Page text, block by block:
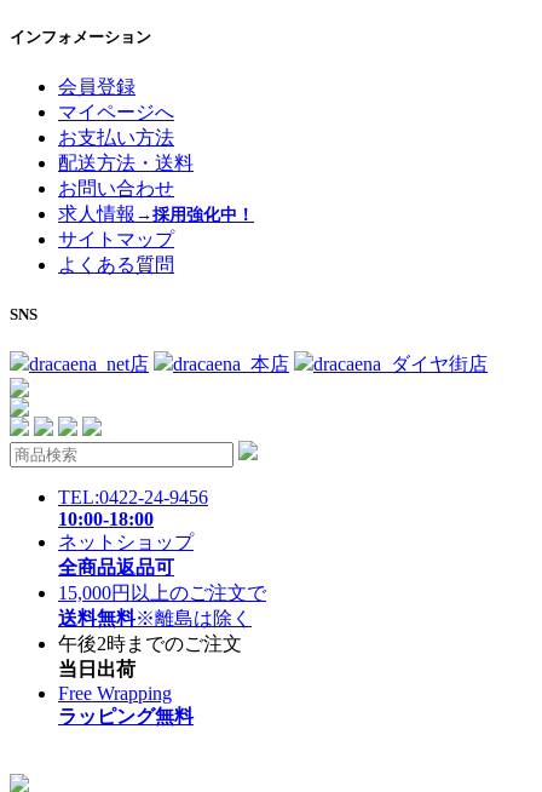
インフォメーション
会員登録
マイページへ
お支払い方法
配送方法・送料
お問い合わせ
求人情報 →採用強化中！
サイトマップ
よくある質問
SNS
dracaena_net店 dracaena_本店 dracaena_ダイヤ街店
TEL:0422-24-9456
10:00-18:00
ネットショップ
全商品返品可
15,000円以上のご注文で
送料無料※離島は除く
午後2時までのご注文
当日出荷
Free Wrapping
ラッピング無料